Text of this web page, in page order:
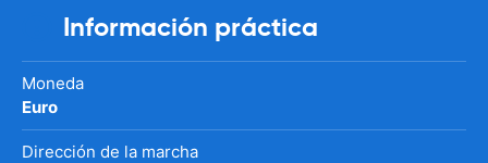
Información práctica
Moneda
Euro
Dirección de la marcha